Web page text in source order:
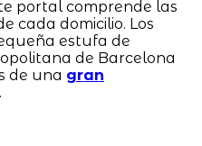
portal comprende las
cada domicilio. Los
estufa de
de Barcelona
de una gran